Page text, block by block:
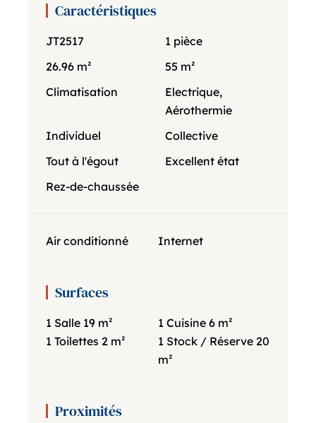
Caractéristiques
JT2517
1 pièce
26.96 m²
55 m²
Climatisation
Electrique,
Aérothermie
Individuel
Collective
Tout à l'égout
Excellent état
Rez-de-chaussée
Air conditionné Internet
Surfaces
1 Salle 19 m² 1 Cuisine 6 m²
1 Toilettes 2 m² 1 Stock / Réserve 20
m²
Proximités